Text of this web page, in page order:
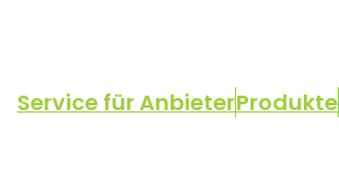
Service für AnbieterProdukte